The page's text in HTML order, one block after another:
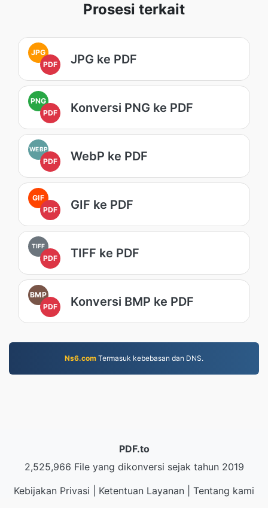
Prosesi terkait
JPG
PDF
JPG ke PDF
PNG
PDF
Konversi PNG ke PDF
WEBP
PDF WebP ke PDF
GIF
PDF
GIF ke PDF
TIFF
PDF TIFF ke PDF
BMP
PDF
Konversi BMP ke PDF
Ns6.com Termasuk kebebasan dan DNS.
PDF.to
2,525,966 File yang dikonversi sejak tahun 2019
Kebijakan Privasi
Ketentuan Layanan
Tentang kami